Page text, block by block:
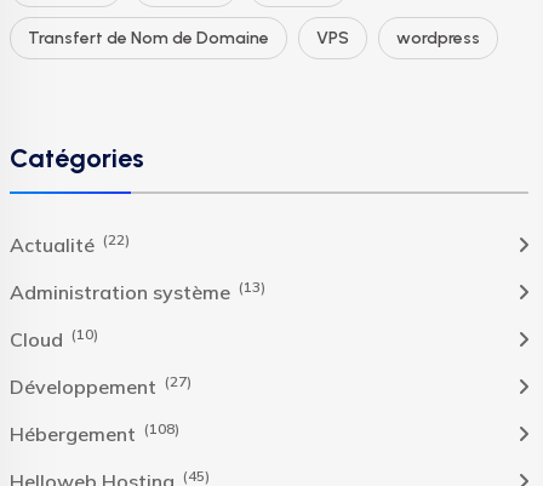
Transfert de Nom de Domaine VPS wordpress
Catégories
Actualité (22)
Administration système (13)
Cloud (10)
Développement (27)
Hébergement (108)
Helloweb Hosting (45)